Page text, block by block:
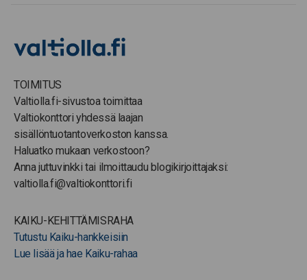
TOIMITUS
Valtiolla.fi-sivustoa toimittaa
Valtiokonttori yhdessä laajan
sisällöntuotantoverkoston kanssa.
Haluatko mukaan verkostoon?
Anna juttuvinkki tai ilmoittaudu blogikirjoittajaksi:
valtiolla.fi@valtiokonttori.fi
KAIKU-KEHITTÄMISRAHA
Tutustu Kaiku-hankkeisiin
Lue lisää ja hae Kaiku-rahaa